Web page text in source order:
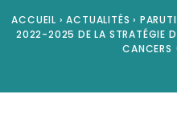
ACCUEIL › ACTUALITÉS ›
2022-2025 DE LA STRATÉGIE
CANCERS